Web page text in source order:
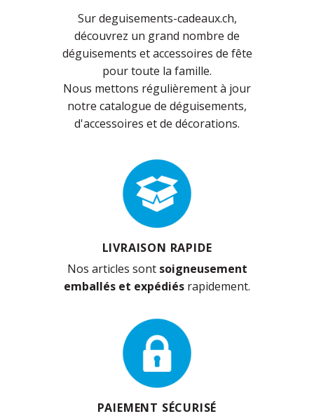
Sur deguisements-cadeaux.ch,
découvrez un grand nombre de
déguisements et accessoires de fête
pour toute la famille.
Nous mettons régulièrement à jour
notre catalogue de déguisements,
d'accessoires et de décorations.
LIVRAISON RAPIDE
Nos articles sont soigneusement
emballés et expédiés rapidement.
PAIEMENT SÉCURISÉ